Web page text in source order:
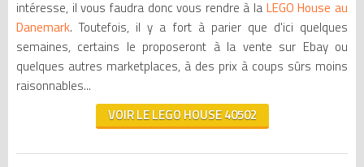
intéresse, il vous faudra donc vous rendre à la LEGO House au
Danemark. Toutefois, il y a fort à parier que d'ici quelques
semaines, certains le proposeront à la vente sur Ebay ou
quelques autres marketplaces, à des prix à coups sûrs moins
raisonnables...
VOIR LE LEGO HOUSE 40502